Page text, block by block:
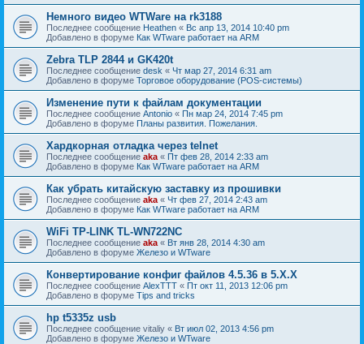
Немного видео WTWare на rk3188
Последнее сообщение Heathen « Вс апр 13, 2014 10:40 pm
Добавлено в форуме Как WTware работает на ARM
Zebra TLP 2844 и GK420t
Последнее сообщение desk « Чт мар 27, 2014 6:31 am
Добавлено в форуме Торговое оборудование (POS-системы)
Изменение пути к файлам документации
Последнее сообщение Antonio « Пн мар 24, 2014 7:45 pm
Добавлено в форуме Планы развития. Пожелания.
Хардкорная отладка через telnet
Последнее сообщение aka « Пт фев 28, 2014 2:33 am
Добавлено в форуме Как WTware работает на ARM
Как убрать китайскую заставку из прошивки
Последнее сообщение aka « Чт фев 27, 2014 2:43 am
Добавлено в форуме Как WTware работает на ARM
WiFi TP-LINK TL-WN722NC
Последнее сообщение aka « Вт янв 28, 2014 4:30 am
Добавлено в форуме Железо и WTware
Конвертирование конфиг файлов 4.5.36 в 5.Х.Х
Последнее сообщение AlexTTT « Пт окт 11, 2013 12:06 pm
Добавлено в форуме Tips and tricks
hp t5335z usb
Последнее сообщение vitaliy « Вт июл 02, 2013 4:56 pm
Добавлено в форуме Железо и WTware